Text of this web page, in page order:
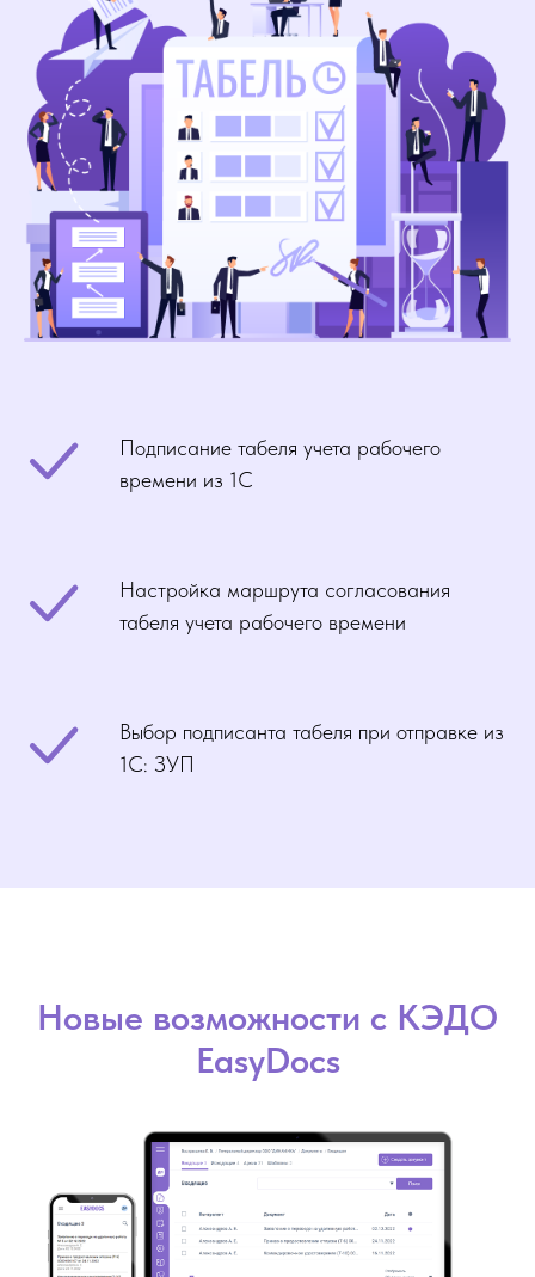
Подписание табеля учета рабочего
времени из 1С
Настройка маршрута согласования
табеля учета рабочего времени
Выбор подписанта табеля при отправке из
1С: ЗУП
Новые возможности с КЭДО
EasyDocs